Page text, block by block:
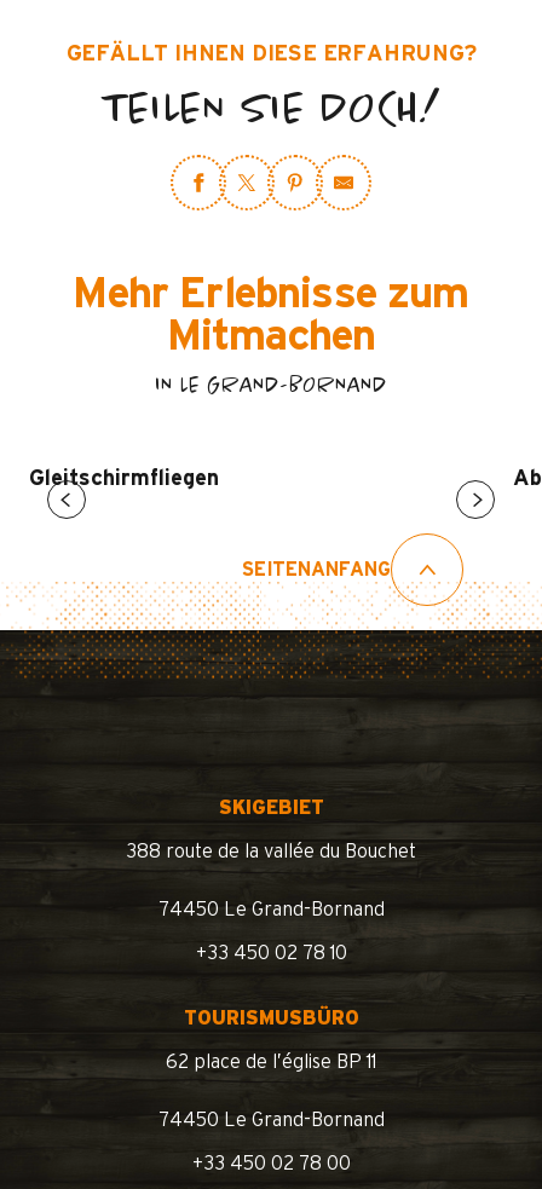
GEFÄLLT IHNEN DIESE ERFAHRUNG?
TEILEN SIE DOCH!
Mehr Erlebnisse zum
Mitmachen
IN LE GRAND-BORNAND
Gleitschirmfliegen
SEITENANFANG
SKIGEBIET
388 route de la vallée du Bouchet
74450 Le Grand-Bornand
+33 450 02 78 10
TOURISMUSBÜRO
62 place de l’église BP 11
74450 Le Grand-Bornand
+33 450 02 78 00